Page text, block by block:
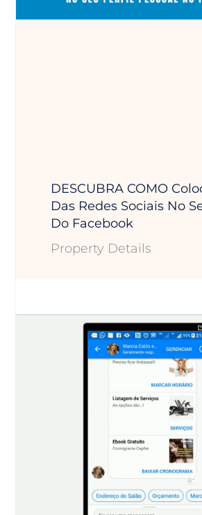
DESCUBRA COMO
Das Redes Sociais No
Do Facebook
Property Details